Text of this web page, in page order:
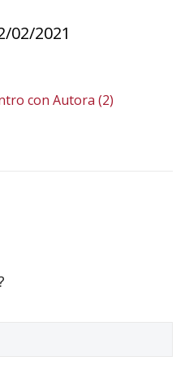
02/2021
con Autora (2)